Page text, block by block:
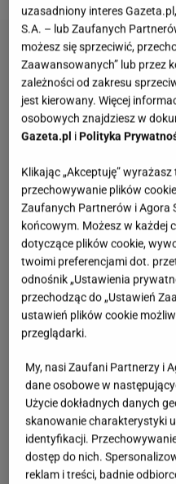
uzasadniony interes
S.A. – lub Zaufanych
możesz się sprzeciwić,
Zaawansowanych” lub przez
zależności od zakresu
jest kierowany. Więcej
osobowych znajdziesz w
Gazeta.pl iPolityka
Klikając „Akceptuję”
przechowywanie plików
Zaufanych Partnerów i Agora
końcowym. Możesz w każdej
dotyczące plików cookie,
twoimi preferencjami dot.
odnośnik „Ustawienia
przechodząc do „Ustawień
ustawień plików cookie
przeglądarki.
My, nasi Zaufani Partnerzy i
dane osobowe w
Użycie dokładnych danych
skanowanie charakterystyki
identyfikacji.
dostęp do nich.
reklam i treści, badnie